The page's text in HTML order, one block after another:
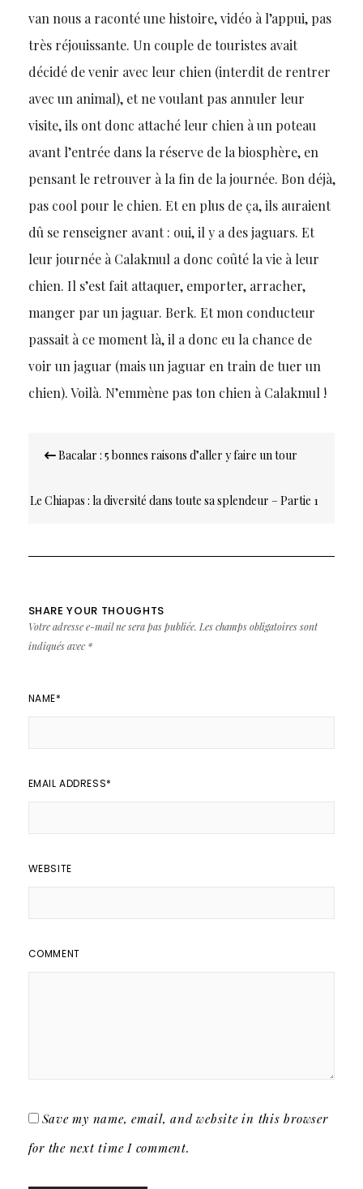
van nous a raconté une histoire, vidéo à l’appui, pas
très réjouissante. Un couple de touristes avait
décidé de venir avec leur chien (interdit de rentrer
avec un animal), et ne voulant pas annuler leur
visite, ils ont donc attaché leur chien à un poteau
avant l’entrée dans la réserve de la biosphère, en
pensant le retrouver à la fin de la journée. Bon déjà,
pas cool pour le chien. Et en plus de ça, ils auraient
dû se renseigner avant : oui, il y a des jaguars. Et
leur journée à Calakmul a donc coûté la vie à leur
chien. Il s’est fait attaquer, emporter, arracher,
manger par un jaguar. Berk. Et mon conducteur
passait à ce moment là, il a donc eu la chance de
voir un jaguar (mais un jaguar en train de tuer un
chien). Voilà. N’emmène pas ton chien à Calakmul !
de Bacalar : 5 bonnes raisons d’aller y faire un tour
Le Chiapas : la diversité dans toute sa splendeur – Partie 1
SHARE YOUR THOUGHTS
Votre adresse e-mail ne sera pas publiée. Les champs obligatoires sont
indiqués avec *
NAME*
EMAIL ADDRESS*
WEBSITE
COMMENT
Save my name, email, and website in this browser
for the next time I comment.